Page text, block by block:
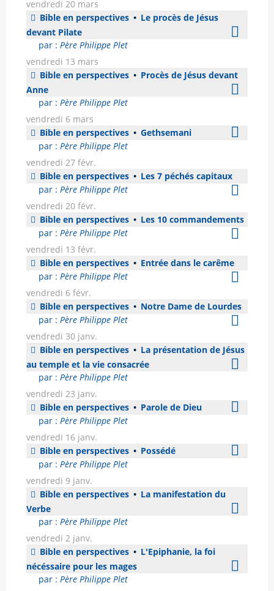
vendredi 20 mars
Bible en perspectives • Le procès de Jésus
devant Pilate
par : Père Philippe Plet
vendredi 13 mars
Bible en perspectives • Procès de Jésus devant
Anne
par : Père Philippe Plet
vendredi 6 mars
Bible en perspectives • Gethsemani
par : Père Philippe Plet
vendredi 27 févr.
Bible en perspectives • Les 7 péchés capitaux
par : Père Philippe Plet
vendredi 20 févr.
Bible en perspectives • Les 10 commandements
par : Père Philippe Plet
vendredi 13 févr.
Bible en perspectives • Entrée dans le carême
par : Père Philippe Plet
vendredi 6 févr.
Bible en perspectives • Notre Dame de Lourdes
par : Père Philippe Plet
vendredi 30 janv.
Bible en perspectives • La présentation de Jésus
au temple et la vie consacrée
par : Père Philippe Plet
vendredi 23 janv.
Bible en perspectives • Parole de Dieu
par : Père Philippe Plet
vendredi 16 janv.
Bible en perspectives • Possédé
par : Père Philippe Plet
vendredi 9 janv.
Bible en perspectives • La manifestation du
Verbe
par : Père Philippe Plet
vendredi 2 janv.
Bible en perspectives • L'Epiphanie, la foi
nécéssaire pour les mages
par : Père Philippe Plet